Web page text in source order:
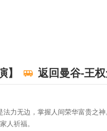
返回曼谷-王
力无边，掌握人间荣华富贵之
人祈福。